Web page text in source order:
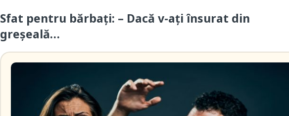
Sfat pentru bărbaţi: – Dacă v-ați însurat din
greșeală…